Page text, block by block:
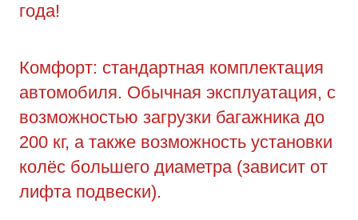
года!
Комфорт: стандартная комплектация
автомобиля. Обычная эксплуатация, с
возможностью загрузки багажника до
200 кг, а также возможность установки
колёс большего диаметра (зависит от
лифта подвески).